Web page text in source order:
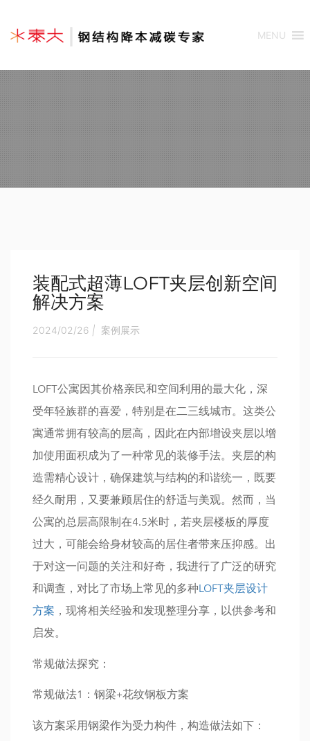
MENU
装配式超薄LOFT夹层创新空间
解决方案
2024/02/26 | 案例展示
LOFT公寓因其价格亲民和空间利用的最大化，深
受年轻族群的喜爱，特别是在二三线城市。这类公
寓通常拥有较高的层高，因此在内部增设夹层以增
加使用面积成为了一种常见的装修手法。夹层的构
造需精心设计，确保建筑与结构的和谐统一，既要
经久耐用，又要兼顾居住的舒适与美观。然而，当
公寓的总层高限制在4.5米时，若夹层楼板的厚度
过大，可能会给身材较高的居住者带来压抑感。出
于对这一问题的关注和好奇，我进行了广泛的研究
和调查，对比了市场上常见的多种LOFT夹层设计
方案 ，现将相关经验和发现整理分享，以供参考和
启发。
常规做法探究：
常规做法1：钢梁+花纹钢板方案
该方案采用钢梁作为受力构件，构造做法如下：